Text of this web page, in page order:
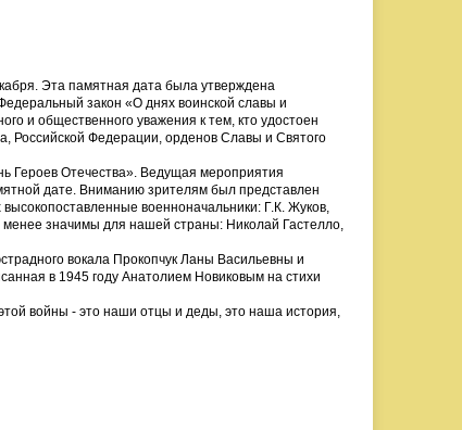
Эта памятная дата была утверждена
закон «О днях воинской славы и
и общественного уважения к тем, кто удостоен
Российской Федерации, орденов Славы и Святого
Героев Отечества». Ведущая мероприятия
дате. Вниманию зрителям был представлен
военноначальники: Г.К. Жуков,
значимы для нашей страны: Николай Гастелло,
вокала Прокопчук Ланы Васильевны и
в 1945 году Анатолием Новиковым на стихи
войны - это наши отцы и деды, это наша история,